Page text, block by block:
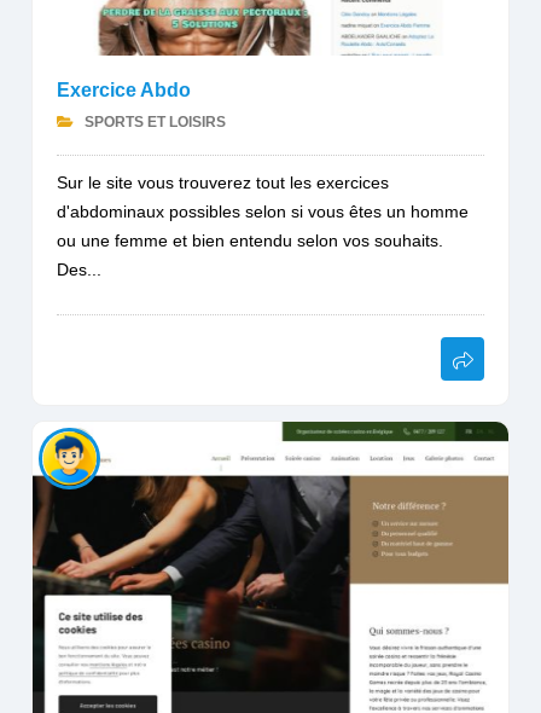
Exercice Abdo
SPORTS ET LOISIRS
Sur le site vous trouverez tout les exercices
d'abdominaux possibles selon si vous êtes un homme
ou une femme et bien entendu selon vos souhaits.
Des...